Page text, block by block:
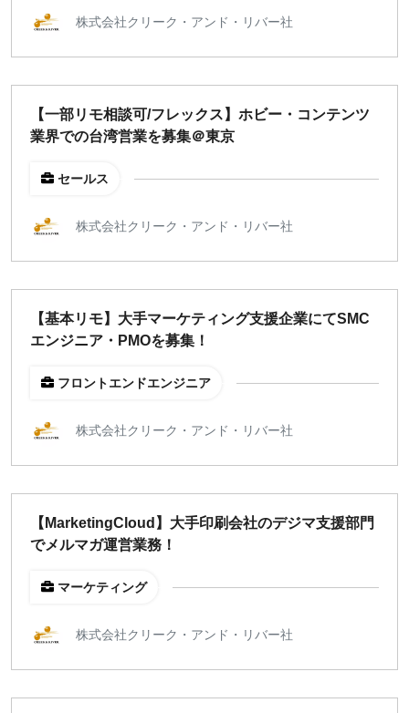
株式会社クリーク・アンド・リバー社
【一部リモ相談可/フレックス】ホビー・コンテンツ
業界での台湾営業を募集＠東京
セールス
株式会社クリーク・アンド・リバー社
【基本リモ】大手マーケティング支援企業にてSMC
エンジニア・PMOを募集！
フロントエンドエンジニア
株式会社クリーク・アンド・リバー社
【MarketingCloud】大手印刷会社のデジマ支援部門
でメルマガ運営業務！
マーケティング
株式会社クリーク・アンド・リバー社